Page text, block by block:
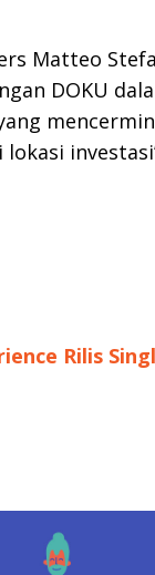
Matteo
DOKU
Rilis